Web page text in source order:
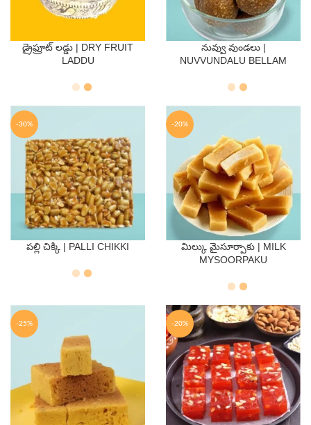
QTY
డ్రైఫ్రూట్ లడ్డు | DRY FRUIT
LADDU
QTY
నువ్వు వుండలు |
NUVVUNDALU BELLAM
-30%
QTY
500 Gms
పల్లి చిక్కి | PALLI CHIKKI
-20%
QTY
మిల్కు మైసూర్పాకు | MILK
MYSOORPAKU
-25% -20%